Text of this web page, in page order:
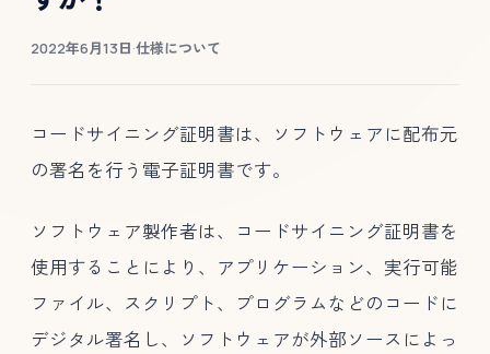
2022年6月13日·仕様について
コードサイニング証明書は、ソフトウェアに配布元
の署名を行う電子証明書です。
ソフトウェア製作者は、コードサイニング証明書を
使用することにより、アプリケーション、実行可能
ファイル、スクリプト、プログラムなどのコードに
デジタル署名し、ソフトウェアが外部ソースによっ